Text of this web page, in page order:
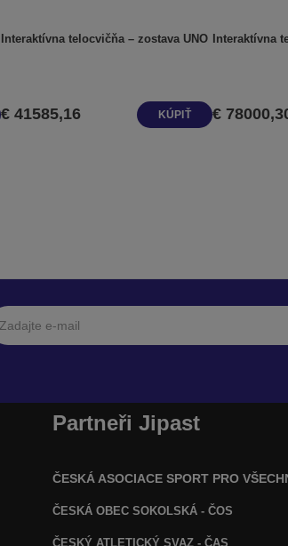
Interaktívna telocvičňa – zostava UNO
€ 41585,16 KÚPIŤ
Interaktívna
€
Partneři Jipast
ČESKÁ ASOCIACE SPORT PRO
ČESKÁ OBEC SOKOLSKÁ - ČOS
ČESKÝ ATLETICKÝ SVAZ - ČAS